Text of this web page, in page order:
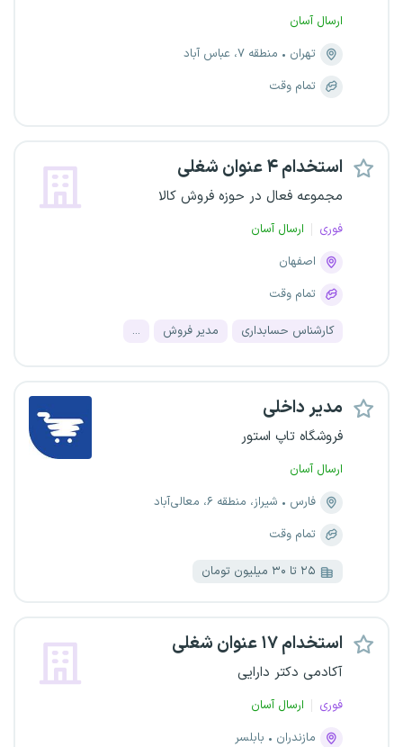
ارسال آسان
تهران
منطقه ۷، عباس آباد
تمام وقت
استخدام ۴ عنوان شغلی
مجموعه فعال در حوزه فروش کالا
فوری
ارسال آسان
اصفهان
تمام وقت
کارشناس حسابداری مدیر فروش ...
مدیر داخلی
فروشگاه تاپ استور
ارسال آسان
فارس
شیراز، منطقه ۶، معالی‌آباد
تمام وقت
۲۵ تا ۳۰ میلیون تومان
استخدام ۱۷ عنوان شغلی
آکادمی دکتر دارایی
فوری
ارسال آسان
مازندران
بابلسر